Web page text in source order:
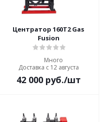
Центратор 160T2 Gas
Fusion
Много
Доставка с 12 августа
42 000руб./шт